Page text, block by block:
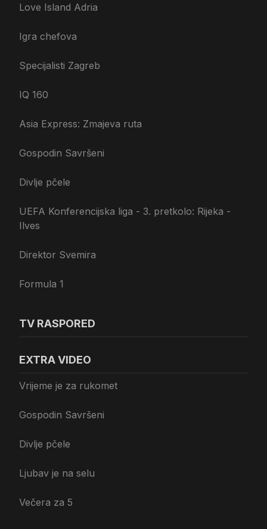
Love Island Adria
Igra chefova
Specijalisti Zagreb
IQ 160
Asia Express: Zmajeva ruta
Gospodin Savršeni
Divlje pčele
UEFA Konferencijska liga - 3. pretkolo: Rijeka -
Ilves
Direktor Svemira
Formula 1
TV RASPORED
EXTRA VIDEO
Vrijeme je za rukomet
Gospodin Savršeni
Divlje pčele
Ljubav je na selu
Večera za 5